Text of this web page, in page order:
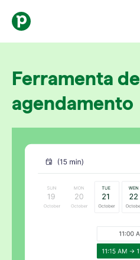
Ferramenta de
agendamento